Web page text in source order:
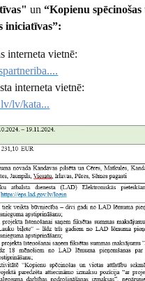
un“Kopienu spēcinošas
iniciatīvas”:
interneta vietnē:
interneta vietnē:
lv/kata...